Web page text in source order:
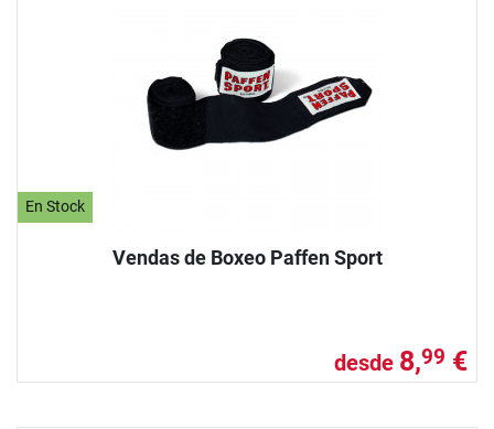
En Stock
Vendas de Boxeo Paffen Sport
desde 8,99 €